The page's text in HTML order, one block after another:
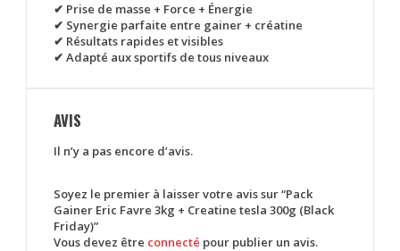
✔ Prise de masse + Force + Énergie
✔ Synergie parfaite entre gainer + créatine
✔ Résultats rapides et visibles
✔ Adapté aux sportifs de tous niveaux
AVIS
Il n’y a pas encore d’avis.
Soyez le premier à laisser votre avis sur “Pack
Gainer Eric Favre 3kg + Creatine tesla 300g (Black
Friday)”
Vous devez être connecté pour publier un avis.